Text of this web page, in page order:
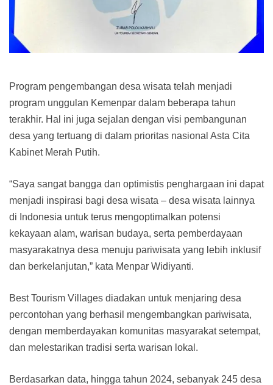
Program pengembangan desa wisata telah menjadi
program unggulan Kemenpar dalam beberapa tahun
terakhir. Hal ini juga sejalan dengan visi pembangunan
desa yang tertuang di dalam prioritas nasional Asta Cita
Kabinet Merah Putih.
“Saya sangat bangga dan optimistis penghargaan ini dapat
menjadi inspirasi bagi desa wisata – desa wisata lainnya
di Indonesia untuk terus mengoptimalkan potensi
kekayaan alam, warisan budaya, serta pemberdayaan
masyarakatnya desa menuju pariwisata yang lebih inklusif
dan berkelanjutan,” kata Menpar Widiyanti.
Best Tourism Villages diadakan untuk menjaring desa
percontohan yang berhasil mengembangkan pariwisata,
dengan memberdayakan komunitas masyarakat setempat,
dan melestarikan tradisi serta warisan lokal.
Berdasarkan data, hingga tahun 2024, sebanyak 245 desa